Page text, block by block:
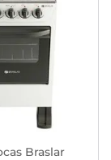
da
Braslar